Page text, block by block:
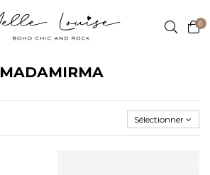
0
MADAMIRMA
Sélectionner